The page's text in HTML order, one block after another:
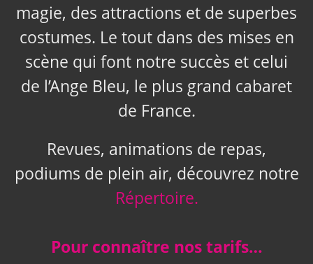
magie, des attractions et de superbes
costumes. Le tout dans des mises en
scène qui font notre succès et celui
de l’Ange Bleu, le plus grand cabaret
de France.
Revues, animations de repas,
podiums de plein air, découvrez notre
Répertoire.
Pour connaître nos tarifs…